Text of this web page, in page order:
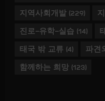
지역사회개발 (229)
진로-유학-실습 (14)
태국 밖 교류 (4) 파견
함께하는 희망 (123)